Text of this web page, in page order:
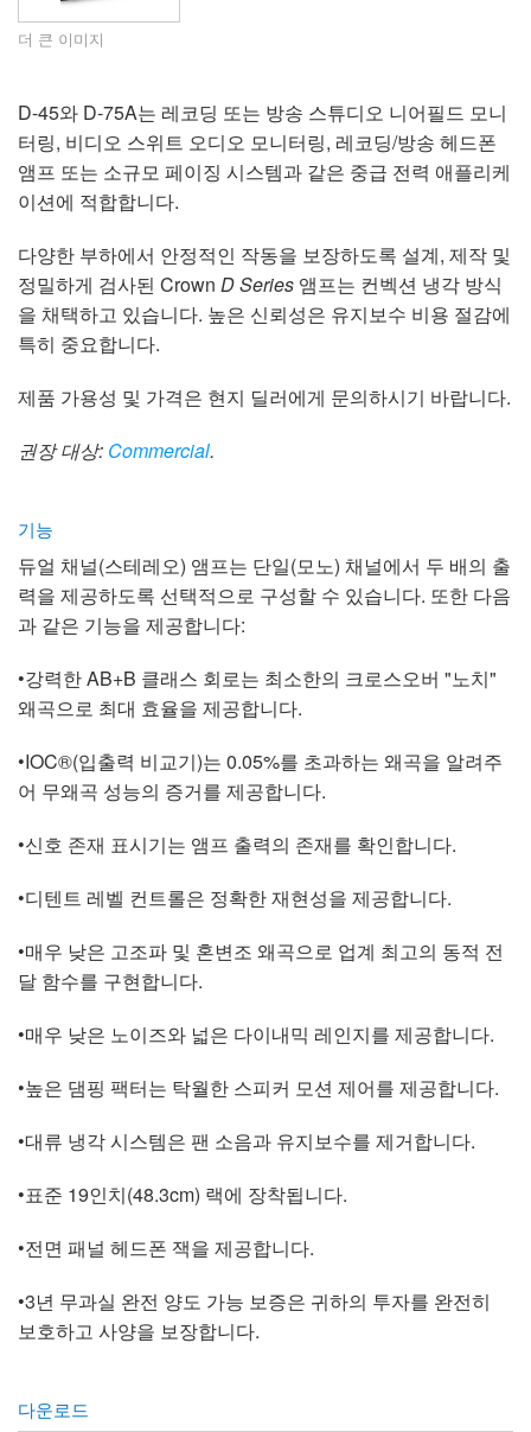
더 큰 이미지
D-45와 D-75A는 레코딩 또는 방송 스튜디오 니어필드 모니
터링, 비디오 스위트 오디오 모니터링, 레코딩/방송 헤드폰
앰프 또는 소규모 페이징 시스템과 같은 중급 전력 애플리케
이션에 적합합니다.
다양한 부하에서 안정적인 작동을 보장하도록 설계, 제작 및
정밀하게 검사된 Crown D Series 앰프는 컨벡션 냉각 방식
을 채택하고 있습니다. 높은 신뢰성은 유지보수 비용 절감에
특히 중요합니다.
제품 가용성 및 가격은 현지 딜러에게 문의하시기 바랍니다.
권장 대상: Commercial.
기능
듀얼 채널(스테레오) 앰프는 단일(모노) 채널에서 두 배의 출
력을 제공하도록 선택적으로 구성할 수 있습니다. 또한 다음
과 같은 기능을 제공합니다:
•강력한 AB+B 클래스 회로는 최소한의 크로스오버 "노치"
왜곡으로 최대 효율을 제공합니다.
•IOC®(입출력 비교기)는 0.05%를 초과하는 왜곡을 알려주
어 무왜곡 성능의 증거를 제공합니다.
•신호 존재 표시기는 앰프 출력의 존재를 확인합니다.
•디텐트 레벨 컨트롤은 정확한 재현성을 제공합니다.
•매우 낮은 고조파 및 혼변조 왜곡으로 업계 최고의 동적 전
달 함수를 구현합니다.
•매우 낮은 노이즈와 넓은 다이내믹 레인지를 제공합니다.
•높은 댐핑 팩터는 탁월한 스피커 모션 제어를 제공합니다.
•대류 냉각 시스템은 팬 소음과 유지보수를 제거합니다.
•표준 19인치(48.3cm) 랙에 장착됩니다.
•전면 패널 헤드폰 잭을 제공합니다.
•3년 무과실 완전 양도 가능 보증은 귀하의 투자를 완전히
보호하고 사양을 보장합니다.
다운로드